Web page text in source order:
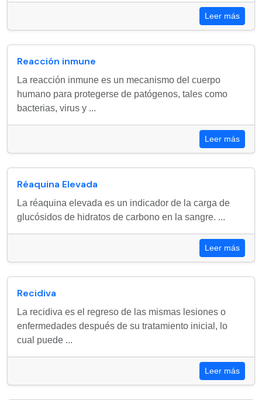
Leer más
Reacción inmune
La reacción inmune es un mecanismo del cuerpo
humano para protegerse de patógenos, tales como
bacterias, virus y ...
Leer más
Réaquina Elevada
La réaquina elevada es un indicador de la carga de
glucósidos de hidratos de carbono en la sangre. ...
Leer más
Recidiva
La recidiva es el regreso de las mismas lesiones o
enfermedades después de su tratamiento inicial, lo
cual puede ...
Leer más